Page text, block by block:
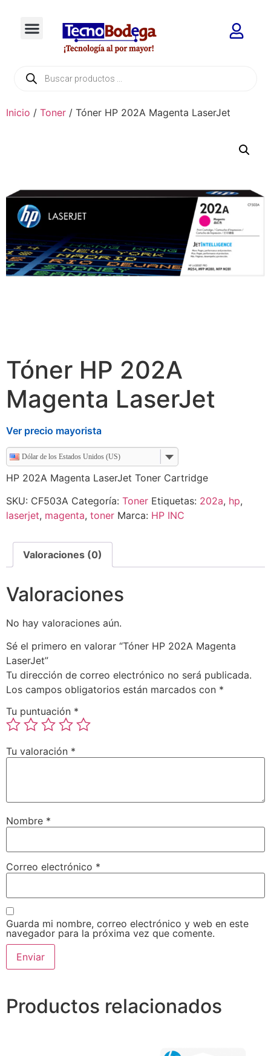
Inicio / Toner / Tóner HP 202A Magenta LaserJet
Tóner HP 202A
Magenta LaserJet
Ver precio mayorista
Dólar de los Estados Unidos (US)
HP 202A Magenta LaserJet Toner Cartridge
SKU: CF503A Categoría: Toner Etiquetas: 202a, hp,
laserjet, magenta, toner Marca: HP INC
Valoraciones (0)
Valoraciones
No hay valoraciones aún.
Sé el primero en valorar “Tóner HP 202A Magenta
LaserJet”
Tu dirección de correo electrónico no será publicada.
Los campos obligatorios están marcados con *
Tu puntuación *
Tu valoración *
Nombre *
Correo electrónico *
Guarda mi nombre, correo electrónico y web en este
navegador para la próxima vez que comente.
Productos relacionados